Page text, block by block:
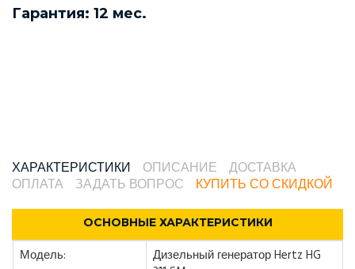
Гарантия: 12 мес.
ХАРАКТЕРИСТИКИ ОПИСАНИЕ
ДОСТАВКА
ОПЛАТА
ЗАДАТЬ ВОПРОС КУПИТЬ СО СКИДКОЙ
ОСНОВНЫЕ ХАРАКТЕРИСТИКИ
Модель:
Дизельный генератор Hertz HG